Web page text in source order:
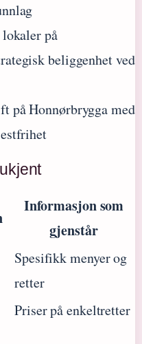
på
beliggenhet ved
på Honnørbrygga med
Informasjon som
gjenstår
Spesifikk menyer og
retter
Priser på enkeltretter